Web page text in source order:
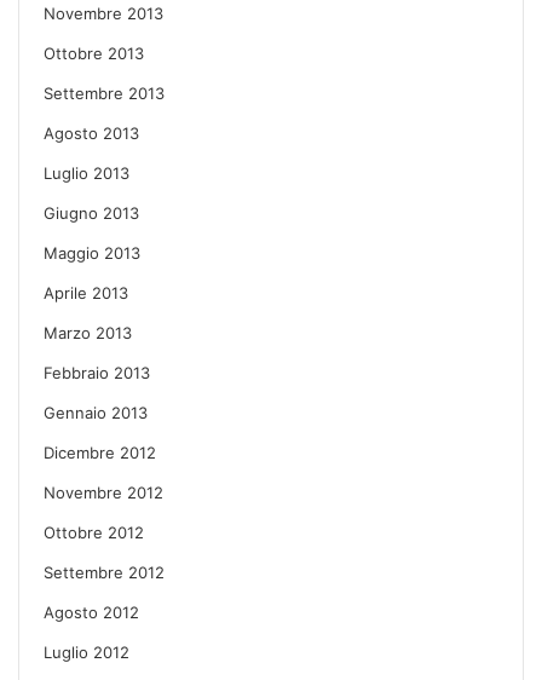
Novembre 2013
Ottobre 2013
Settembre 2013
Agosto 2013
Luglio 2013
Giugno 2013
Maggio 2013
Aprile 2013
Marzo 2013
Febbraio 2013
Gennaio 2013
Dicembre 2012
Novembre 2012
Ottobre 2012
Settembre 2012
Agosto 2012
Luglio 2012